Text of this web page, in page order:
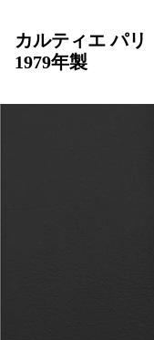
カルティエ パ
1979年製